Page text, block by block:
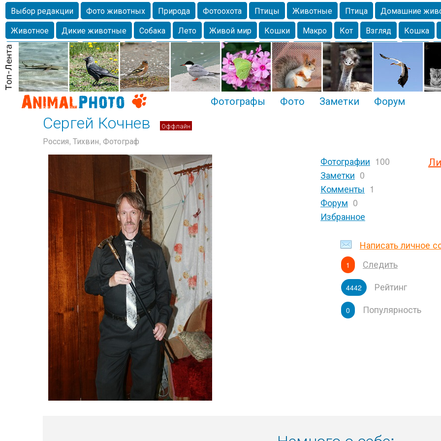
Выбор редакции Фото животных Природа Фотоохота Птицы Животные Птица Домашние
Животное
Дикие животные Собака Лето Живой мир Кошки Макро Кот Взгляд Кошка
Млекопитающие
Красота Фото Озеро Глаза Крым Весна Москва Парк Белка
любимцы
Волгоград Лебедь Город Бабочка Чайка Лес Утки Николаев Насекомое Коты
Спаниель
Фотографы Фото Заметки Форум
Сергей Кочнев Оффлайн
Россия, Тихвин, Фотограф
Фотографии 100
Заметки 0
Комменты 1
Форум 0
Избранное
Написать личное
1 Следить
4442 Рейтинг
0 Популярность